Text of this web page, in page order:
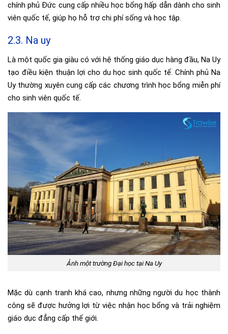
chính phủ Đức cung cấp nhiều học bổng hấp dẫn dành cho sinh
viên quốc tế, giúp họ hỗ trợ chi phí sống và học tập.
2.3. Na uy
Là một quốc gia giàu có với hệ thống giáo dục hàng đầu, Na Uy
tạo điều kiện thuận lợi cho du học sinh quốc tế. Chính phủ Na
Uy thường xuyên cung cấp các chương trình học bổng miễn phí
cho sinh viên quốc tế.
Ảnh một trường Đại học tại Na Uy
Mặc dù cạnh tranh khá cao, nhưng những người du học thành
công sẽ được hưởng lợi từ việc nhận học bổng và trải nghiệm
giáo dục đẳng cấp thế giới.